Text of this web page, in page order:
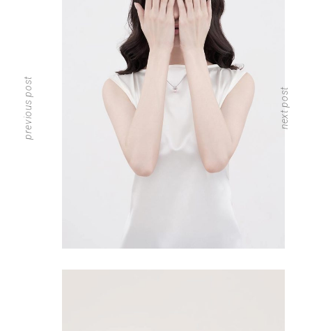
previous post next post